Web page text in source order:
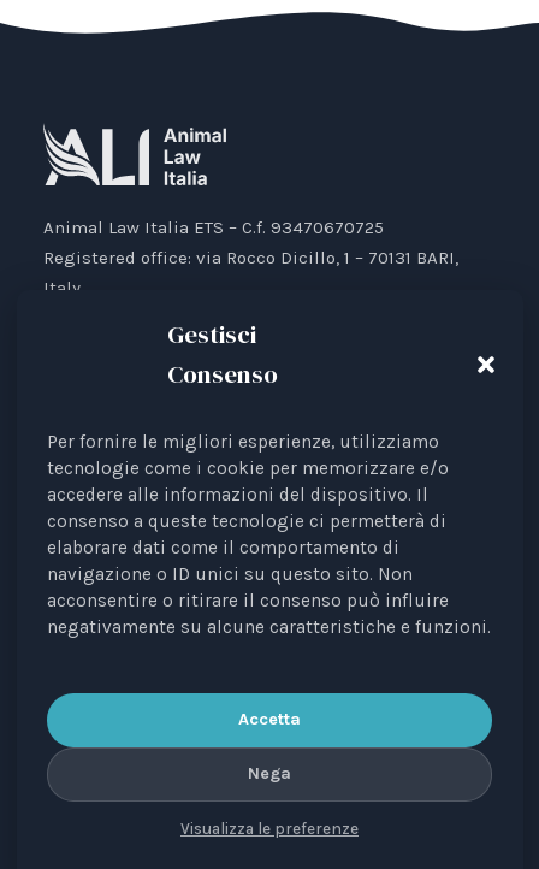
Gestisci
Consenso
Per fornire le migliori esperienze, utilizziamo
tecnologie come i cookie per memorizzare e/o
accedere alle informazioni del dispositivo. Il
consenso a queste tecnologie ci permetterà di
elaborare dati come il comportamento di
navigazione o ID unici su questo sito. Non
acconsentire o ritirare il consenso può influire
negativamente su alcune caratteristiche e funzioni.
Accetta
Nega
Visualizza le preferenze
Animal Law Italia ETS – C.f. 93470670725
Registered office: via Rocco Dicillo, 1 – 70131 BARI,
Italy.
IBAN: IT87V0501804000000017176777
Animal Law Italia is an Italian Third Sector Entity
listed in the RUNTS register (Rep. 4 of 01/03/2022),
recognised as an interest representative before the
European Institutions.
The journalDiritti degli Animali. Profili Etici, Scientifici e
Giuridiciis a periodical registered with the Court of
Elisa Scarpino.
PRIVACY COOKIE